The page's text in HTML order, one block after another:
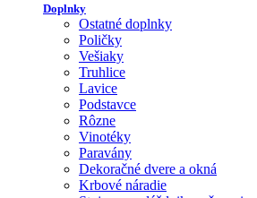
Doplnky
Ostatné doplnky
Poličky
Vešiaky
Truhlice
Lavice
Podstavce
Rôzne
Vinotéky
Paravány
Dekoračné dvere a okná
Krbové náradie